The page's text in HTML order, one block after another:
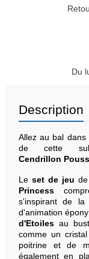
Du
Description
Allez au bal
de cette
Cendrillon
Le set de jeu
Princess
s'inspirant de la
d'animation
d'Etoiles au
comme un
poitrine et de
également en